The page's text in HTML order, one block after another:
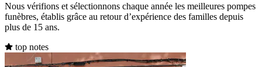
Nous vérifions et sélectionnons chaque année les meilleures pompes
funèbres, établis grâce au retour d’expérience des familles depuis
plus de 15 ans.
top notes